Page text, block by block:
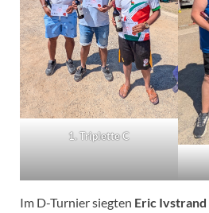
1. Triplette C
Im D-Turnier siegten Eric Ivstrand